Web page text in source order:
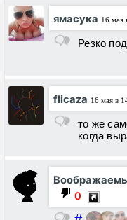
ямасука 16 мая
Резко
flicaza 16 мая в
то же
когда
0